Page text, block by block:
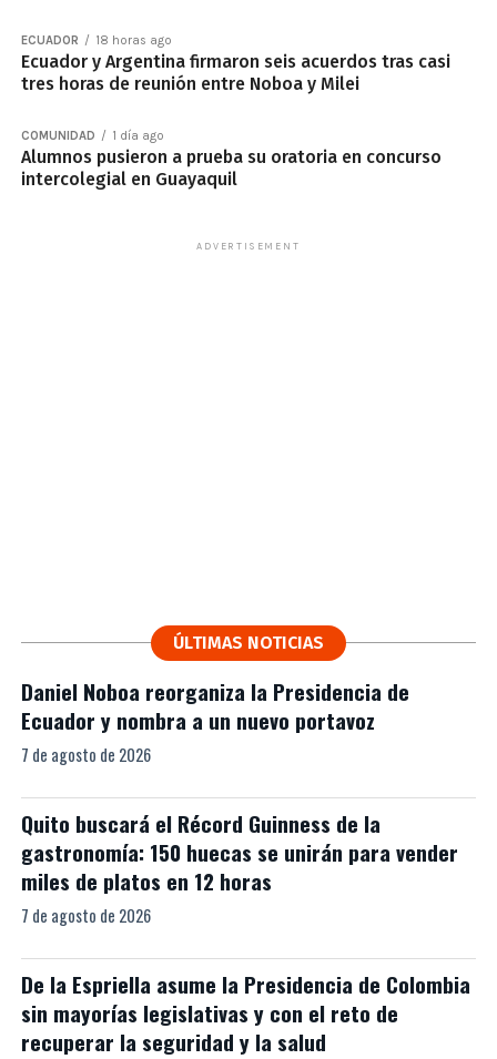
ECUADOR 18 horas ago
Ecuador y Argentina firmaron seis acuerdos tras casi
tres horas de reunión entre Noboa y Milei
COMUNIDAD 1 día ago
Alumnos pusieron a prueba su oratoria en concurso
intercolegial en Guayaquil
ADVERTISEMENT
ÚLTIMAS NOTICIAS
Daniel Noboa reorganiza la Presidencia de
Ecuador y nombra a un nuevo portavoz
7 de agosto de 2026
Quito buscará el Récord Guinness de la
gastronomía: 150 huecas se unirán para vender
miles de platos en 12 horas
7 de agosto de 2026
De la Espriella asume la Presidencia de Colombia
sin mayorías legislativas y con el reto de
recuperar la seguridad y la salud